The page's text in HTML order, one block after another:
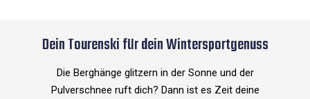
Dein Tourenski für dein Wintersportgenuss
Die Berghänge glitzern in der Sonne und der
Pulverschnee ruft dich? Dann ist es Zeit deine